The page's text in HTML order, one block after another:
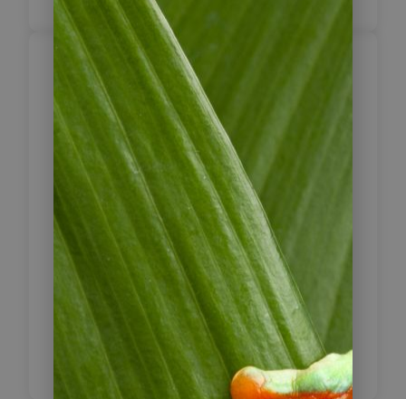
Rückkehr nach
Cuiabá –
Weiterreise
Entdecken Sie mit uns die tierreichste
Region Südamerikas! Nach dem
Frühstück heißt es Abschied vom
Vogelparadies des Pantanals zu
nehmen. Sie werden wieder zum
Flughafen von Cuiabá gebracht, von
wo aus Sie die Weiterreise antreten
werden.